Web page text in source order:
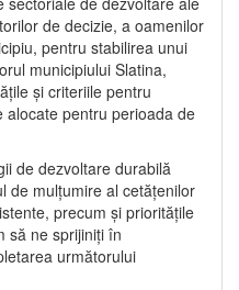
de decizie, a oamenilor
pentru stabilirea unui
municipiului Slatina,
și criteriile pentru
pentru perioada de
de dezvoltare durabilă
de mulțumire al cetățenilor
precum și prioritățile
să ne sprijiniți în
următorului